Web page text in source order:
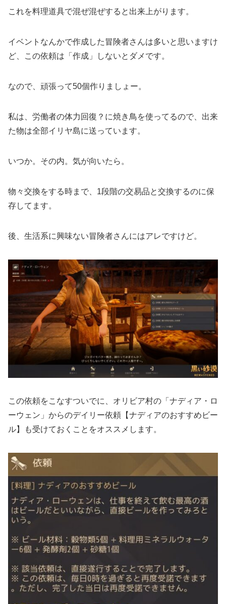
これを料理道具で混ぜ混ぜすると出来上がります。
イベントなんかで作成した冒険者さんは多いと思いますけ
ど、この依頼は「作成」しないとダメです。
なので、頑張って50個作りましょー。
私は、労働者の体力回復？に焼き鳥を使ってるので、出来
た物は全部イリヤ島に送っています。
いつか。その内。気が向いたら。
物々交換をする時まで、1段階の交易品と交換するのに保
存してます。
後、生活系に興味ない冒険者さんにはアレですけど。
この依頼をこなすついでに、オリビア村の「ナディア・ロ
ーウェン」からのデイリー依頼【ナディアのおすすめビー
ル】も受けておくことをオススメします。